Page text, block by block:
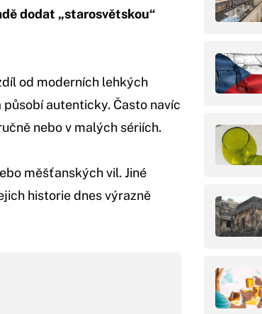
dodat „starosvětskou“
od moderních lehkých
autenticky. Často navíc
nebo v malých sériích.
měšťanských vil. Jiné
historie dnes výrazně